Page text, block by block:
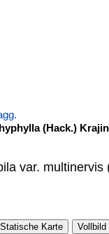
(Hack.)
var.
Statische Karte Vollbild